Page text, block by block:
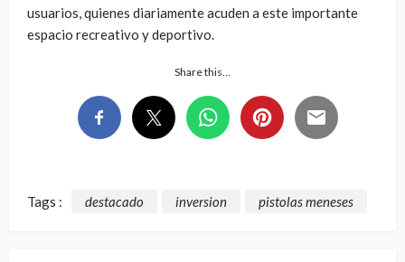
usuarios, quienes diariamente acuden a este importante
espacio recreativo y deportivo.
Share this…
Tags : destacado inversion pistolas meneses